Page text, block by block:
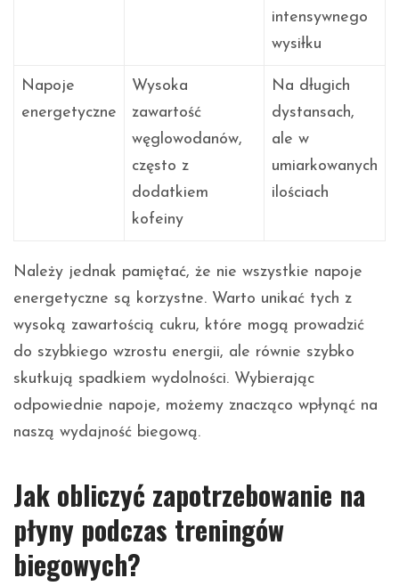
intensywnego
wysiłku
Napoje
energetyczne
Wysoka
zawartość
węglowodanów,
często z
dodatkiem
kofeiny
Na długich
dystansach,
ale w
umiarkowanych
ilościach
Należy jednak pamiętać, że nie wszystkie napoje
energetyczne są korzystne. Warto unikać tych z
wysoką zawartością cukru, które mogą prowadzić
do szybkiego wzrostu energii, ale równie szybko
skutkują spadkiem wydolności. Wybierając
odpowiednie napoje, możemy znacząco wpłynąć na
naszą wydajność biegową.
Jak obliczyć zapotrzebowanie na
płyny podczas treningów
biegowych?